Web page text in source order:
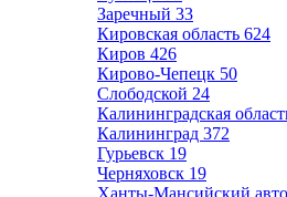
Заречный 33
Кировская область 624
Киров 426
Кирово-Чепецк 50
Слободской 24
Калининградская
Калининград 372
Гурьевск 19
Черняховск 19
Ханты-Мансийский